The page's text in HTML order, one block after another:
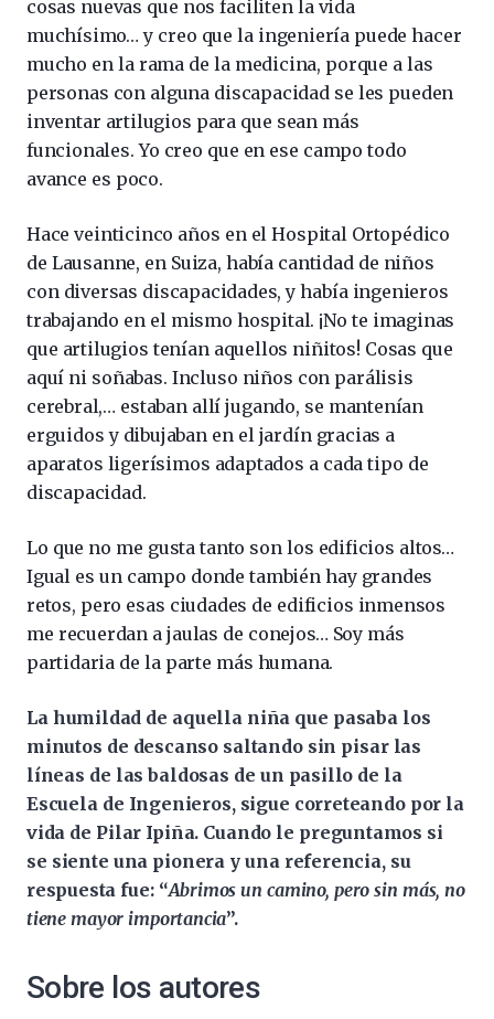
cosas nuevas que nos faciliten la vida
muchísimo… y creo que la ingeniería puede hacer
mucho en la rama de la medicina, porque a las
personas con alguna discapacidad se les pueden
inventar artilugios para que sean más
funcionales. Yo creo que en ese campo todo
avance es poco.
Hace veinticinco años en el Hospital Ortopédico
de Lausanne, en Suiza, había cantidad de niños
con diversas discapacidades, y había ingenieros
trabajando en el mismo hospital. ¡No te imaginas
que artilugios tenían aquellos niñitos! Cosas que
aquí ni soñabas. Incluso niños con parálisis
cerebral,… estaban allí jugando, se mantenían
erguidos y dibujaban en el jardín gracias a
aparatos ligerísimos adaptados a cada tipo de
discapacidad.
Lo que no me gusta tanto son los edificios altos…
Igual es un campo donde también hay grandes
retos, pero esas ciudades de edificios inmensos
me recuerdan a jaulas de conejos… Soy más
partidaria de la parte más humana.
La humildad de aquella niña que pasaba los
minutos de descanso saltando sin pisar las
líneas de las baldosas de un pasillo de la
Escuela de Ingenieros, sigue correteando por la
vida de Pilar Ipiña. Cuando le preguntamos si
se siente una pionera y una referencia, su
respuesta fue: “Abrimos un camino, pero sin más, no
tiene mayor importancia”.
Sobre los autores